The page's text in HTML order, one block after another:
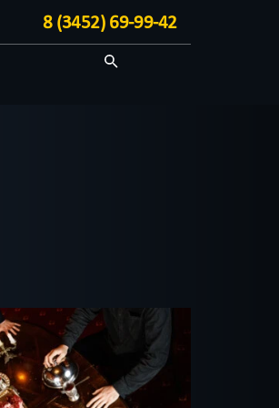
8 (3452) 69-99-42